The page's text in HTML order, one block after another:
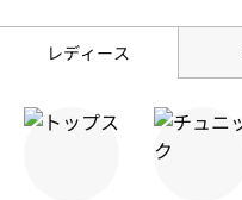
レディース